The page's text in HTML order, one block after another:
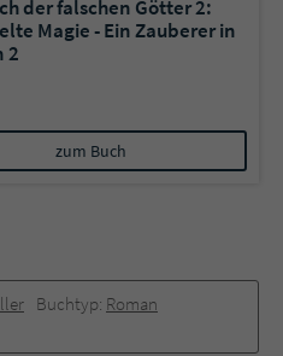
der falschen Götter 2:
Magie - Ein Zauberer in
2
zum Buch
Buchtyp: Roman